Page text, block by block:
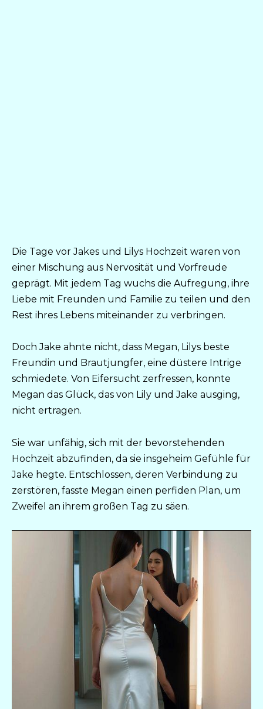
Die Tage vor Jakes und Lilys Hochzeit waren von
einer Mischung aus Nervosität und Vorfreude
geprägt. Mit jedem Tag wuchs die Aufregung, ihre
Liebe mit Freunden und Familie zu teilen und den
Rest ihres Lebens miteinander zu verbringen.
Doch Jake ahnte nicht, dass Megan, Lilys beste
Freundin und Brautjungfer, eine düstere Intrige
schmiedete. Von Eifersucht zerfressen, konnte
Megan das Glück, das von Lily und Jake ausging,
nicht ertragen.
Sie war unfähig, sich mit der bevorstehenden
Hochzeit abzufinden, da sie insgeheim Gefühle für
Jake hegte. Entschlossen, deren Verbindung zu
zerstören, fasste Megan einen perfiden Plan, um
Zweifel an ihrem großen Tag zu säen.